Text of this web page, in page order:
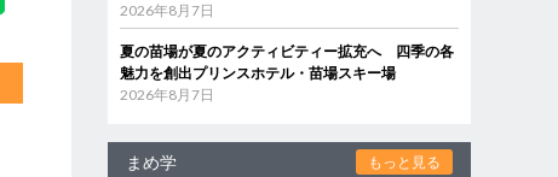
2026年8月7日
夏の苗場が夏のアクティビティー拡充へ 四季の各
魅力を創出プリンスホテル・苗場スキー場
2026年8月7日
まめ学 もっと見る